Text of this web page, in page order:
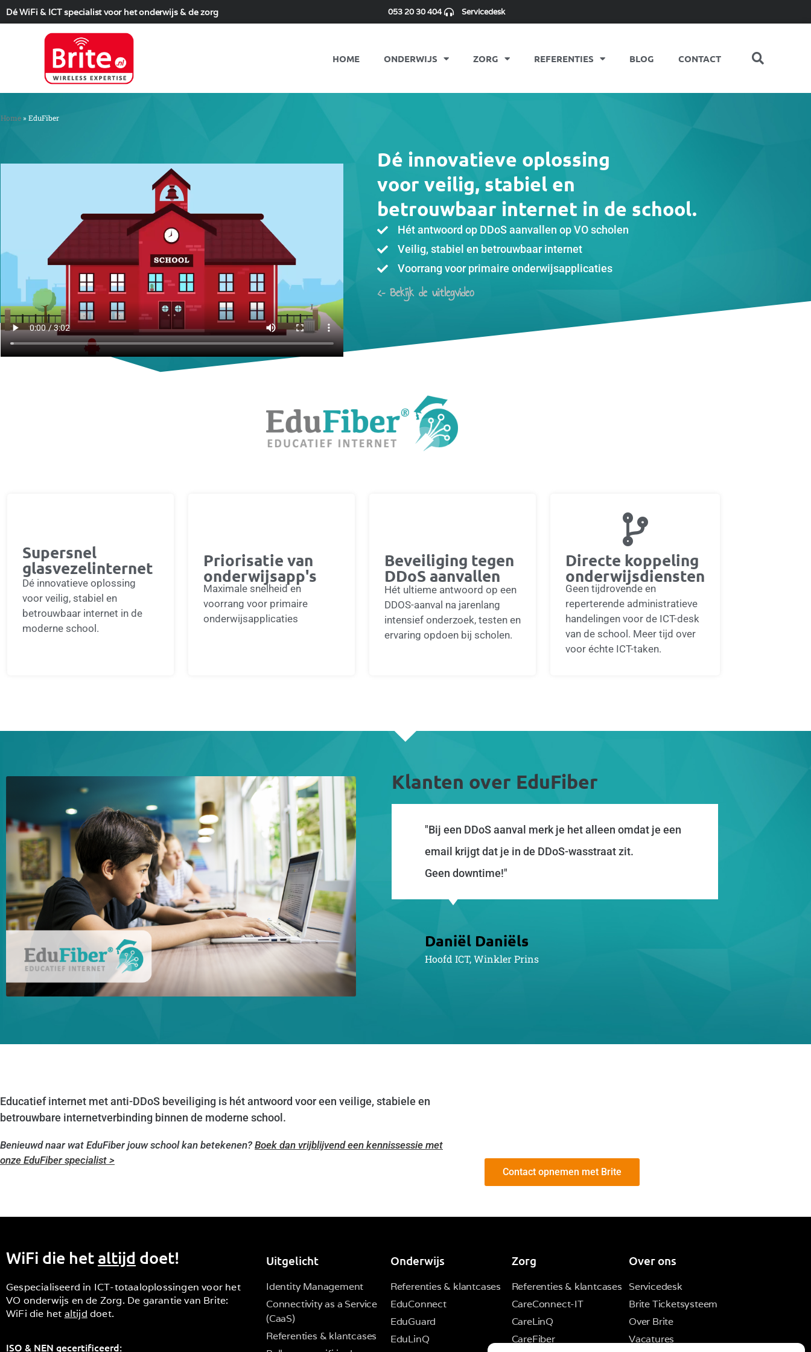
Dé WiFi & ICT specialist voor het onderwijs & de zorg 053 20 30 404 Servicedesk
HOME ONDERWIJS ZORG REFERENTIES BLOG CONTACT
Home» EduFiber
Dé innovatieve oplossing
voor veilig, stabiel en
betrouwbaar internet in de school.
Hét antwoord op DDoS aanvallen op VO scholen
Veilig, stabiel en betrouwbaar internet
Voorrang voor primaire onderwijsapplicaties
<– Bekijk de uitlegvideo
Supersnel
glasvezelinternet
Dé innovatieve oplossing
voor veilig, stabiel en
betrouwbaar internet in de
moderne school.
Priorisatie van
onderwijsapp's
Maximale snelheid en
voorrang voor primaire
onderwijsapplicaties
Beveiliging tegen
DDoS aanvallen
Hét ultieme antwoord op een
DDOS-aanval na jarenlang
intensief onderzoek, testen en
ervaring opdoen bij scholen.
Directe koppeling
onderwijsdiensten
Geen tijdrovende en
reperterende administratieve
handelingen voor de ICT-desk
van de school. Meer tijd over
voor échte ICT-taken.
Klanten over EduFiber
"Bij een DDoS aanval merk je het alleen omdat je een
email krijgt dat je in de DDoS-wasstraat zit.
Geen downtime!"
Daniël Daniëls
Hoofd ICT, Winkler Prins
Educatief internet met anti-DDoS beveiliging is hét antwoord voor een veilige, stabiele en
betrouwbare internetverbinding binnen de moderne school.
Benieuwd naar wat EduFiber jouw school kan betekenen? Boek dan vrijblijvend een kennissessie met
onze EduFiber specialist >
Contact opnemen met Brite
WiFi die het altijd doet!
Gespecialiseerd in ICT-totaaloplossingen voor het
VO onderwijs en de Zorg. De garantie van Brite:
WiFi die het altijd doet.
ISO & NEN gecertificeerd:
Uitgelicht
Identity Management
Connectivity as a Service
(CaaS)
Referenties & klantcases
Onderwijs
Referenties & klantcases
EduConnect
EduGuard
EduLinQ
Zorg
Referenties & klantcases
CareConnect-IT
CareLinQ
CareFiber
Over ons
Servicedesk
Brite Ticketsysteem
Over Brite
Vacatures